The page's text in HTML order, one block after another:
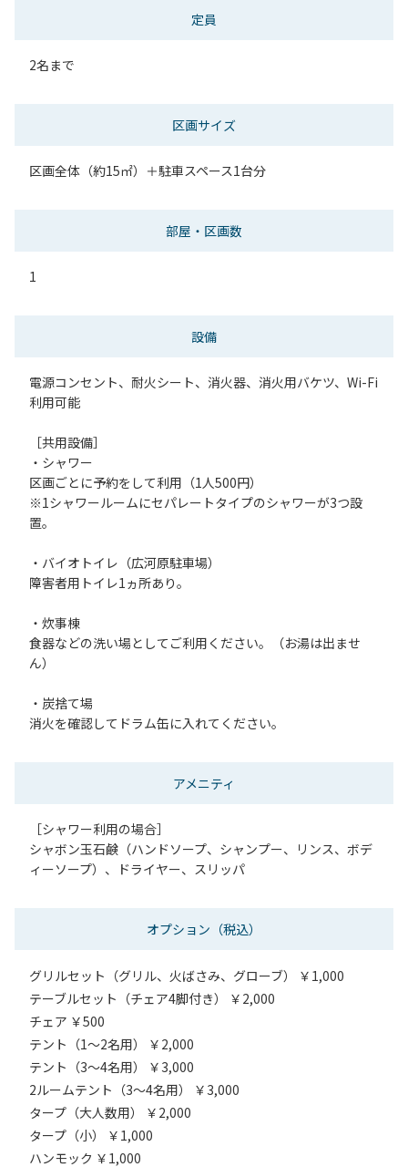
定員
2名まで
区画サイズ
区画全体（約15㎡）＋駐車スペース1台分
部屋・区画数
1
設備
電源コンセント、耐火シート、消火器、消火用バケツ、Wi-Fi
利用可能
［共用設備］
・シャワー
区画ごとに予約をして利用（1人500円）
※1シャワールームにセパレートタイプのシャワーが3つ設
置。
・バイオトイレ（広河原駐車場）
障害者用トイレ1ヵ所あり。
・炊事棟
食器などの洗い場としてご利用ください。（お湯は出ませ
ん）
・炭捨て場
消火を確認してドラム缶に入れてください。
アメニティ
［シャワー利用の場合］
シャボン玉石鹸（ハンドソープ、シャンプー、リンス、ボデ
ィーソープ）、ドライヤー、スリッパ
オプション （税込）
グリルセット（グリル、火ばさみ、グローブ） ￥1,000
テーブルセット（チェア4脚付き） ￥2,000
チェア ￥500
テント（1～2名用） ￥2,000
テント（3～4名用） ￥3,000
2ルームテント（3～4名用） ￥3,000
タープ（大人数用） ￥2,000
タープ（小） ￥1,000
ハンモック ￥1,000